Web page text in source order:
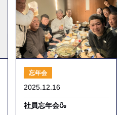
忘年会
2025.12.16
社員忘年会🍶